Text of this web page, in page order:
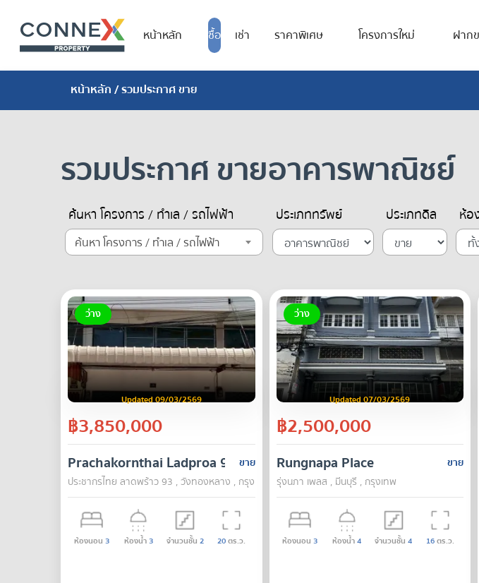
หน้าหลัก ซื้อ เช่า ราคาพิเศษ โครงการใหม่ ฝาก
หน้าหลัก/ รวมประกาศ ขาย
รวมประกาศ ขายอาคารพาณิชย์
ค้นหา โครงการ / ทำเล / รถไฟฟ้า
ค้นหา โครงการ / ทำเล / รถไฟฟ้า
ประเภททรัพย์ ประเภทดีล ห้อ
ว่าง
Updated 09/03/2569
฿3,850,000
ขาย
Prachakornthai Ladproa 93
ประชากรไทย ลาดพร้าว 93 , วังทองหลาง , กรุงเทพ
ห้องนอน 3 ห้องน้ำ3 จำนวนชั้น 2 20ตร.ว.
ว่าง
Updated 07/03/2569
฿2,500,000
ขาย
Rungnapa Place
รุ่งนภา เพลส , มีนบุรี , กรุงเทพ
ห้องนอน 3 ห้องน้ำ4 จำนวนชั้น 4 16ตร.ว.